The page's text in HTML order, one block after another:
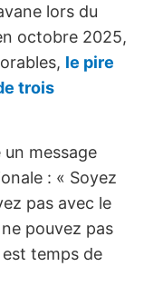
lors du
octobre 2025,
le pire
trois
message
: « Soyez
pas avec le
pouvez pas
temps de